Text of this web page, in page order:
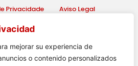
mejorar su experiencia de
o contenido personalizados
Privacidade Aviso Legal
·web design com ♥️ por Artic
Agency